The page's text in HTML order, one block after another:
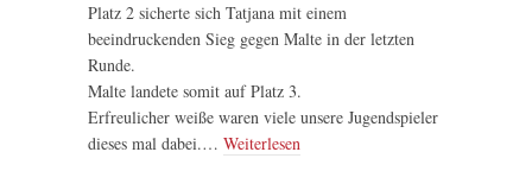
Platz 2 sicherte sich Tatjana mit einem
beeindruckenden Sieg gegen Malte in der letzten
Runde.
Malte landete somit auf Platz 3.
Erfreulicher weiße waren viele unsere Jugendspieler
dieses mal dabei.… Weiterlesen